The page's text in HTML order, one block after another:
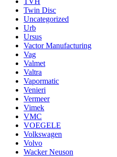
Twin Disc
Uncategorized
Urb
Ursus
Vactor Manufacturing
Vag
Valmet
Valtra
Vapormatic
Venieri
Vermeer
Vimek
VMC
VOEGELE
Volkswagen
Volvo
Wacker Neuson